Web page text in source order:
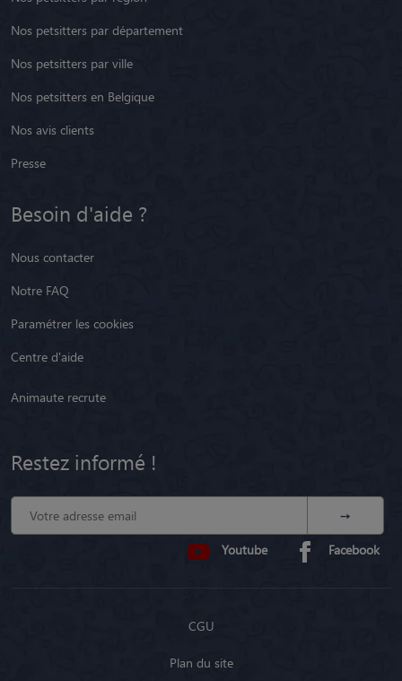
Nos petsitters par département
Nos petsitters par ville
Nos petsitters en Belgique
Nos avis clients
Presse
Besoin d'aide ?
Nous contacter
Notre FAQ
Paramétrer les cookies
Centre d'aide
Animaute recrute
Restez informé !
Youtube Facebook
CGU
Plan du site